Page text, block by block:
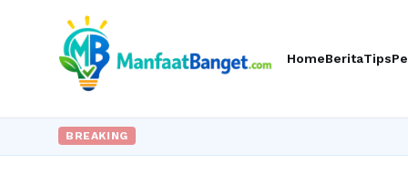
HomeBeritaTips
BREAKING